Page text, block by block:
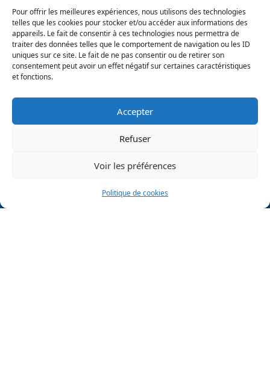
Pour offrir les meilleures expériences, nous utilisons des technologies
telles que les cookies pour stocker et/ou accéder aux informations des
appareils. Le fait de consentir à ces technologies nous permettra de
traiter des données telles que le comportement de navigation ou les ID
uniques sur ce site. Le fait de ne pas consentir ou de retirer son
consentement peut avoir un effet négatif sur certaines caractéristiques
et fonctions.
Accepter
Refuser
Voir les préférences
Politique de cookies
Voir toutes nos références
Nous rejoindre
L’humain et le bien-être de nos collaborateurs sont au
cœur de notre stratégie d’entreprise